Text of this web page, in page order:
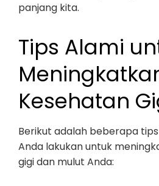
panjang kita.
Tips Alami
Kesehatan
Berikut adalah beberapa
Anda lakukan untuk
gigi dan mulut Anda: